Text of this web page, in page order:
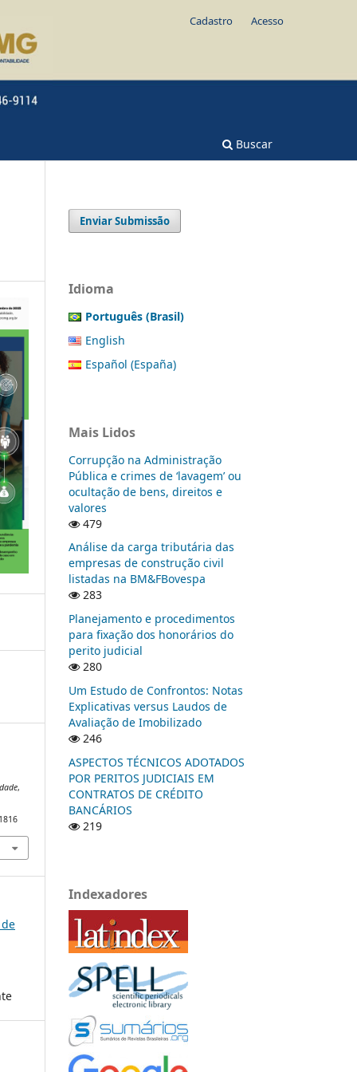
Buscar
Cadastro Acesso
,
Enviar Submissão
Idioma
Português (Brasil)
English
Español (España)
Mais Lidos
Corrupção na Administração
Pública e crimes de ‘lavagem’ ou
ocultação de bens, direitos e
valores
479
Análise da carga tributária das
empresas de construção civil
listadas na BM&FBovespa
283
Planejamento e procedimentos
para fixação dos honorários do
perito judicial
280
Um Estudo de Confrontos: Notas
Explicativas versus Laudos de
Avaliação de Imobilizado
246
ASPECTOS TÉCNICOS ADOTADOS
POR PERITOS JUDICIAIS EM
CONTRATOS DE CRÉDITO
BANCÁRIOS
219
Indexadores